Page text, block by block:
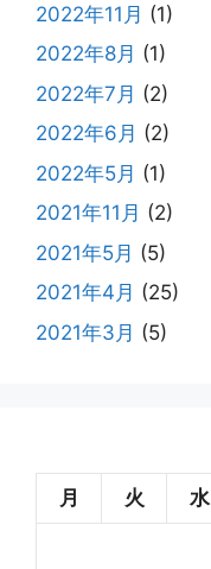
2022年11月 (1)
2022年8月 (1)
2022年7月 (2)
2022年6月 (2)
2022年5月 (1)
2021年11月 (2)
2021年5月 (5)
2021年4月 (25)
2021年3月 (5)
月
火 水